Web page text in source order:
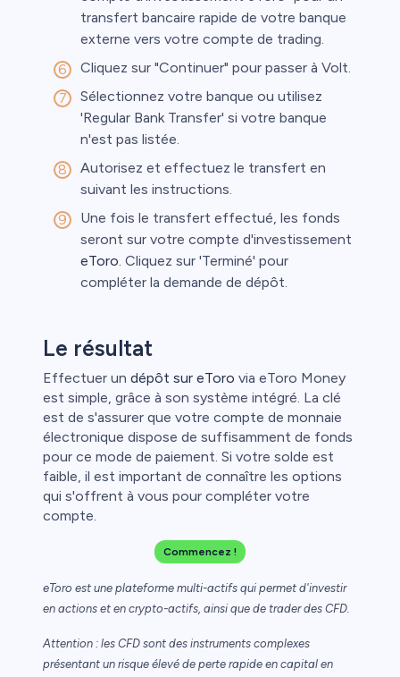
transfert bancaire rapide de votre banque
externe vers votre compte de trading.
Cliquez sur "Continuer" pour passer à Volt.
Sélectionnez votre banque ou utilisez
'Regular Bank Transfer' si votre banque
n'est pas listée.
Autorisez et effectuez le transfert en
suivant les instructions.
Une fois le transfert effectué, les fonds
seront sur votre compte d'investissement
eToro. Cliquez sur 'Terminé' pour
compléter la demande de dépôt.
Le résultat
Effectuer un dépôt sur eToro via eToro Money
est simple, grâce à son système intégré. La clé
est de s'assurer que votre compte de monnaie
électronique dispose de suffisamment de fonds
pour ce mode de paiement. Si votre solde est
faible, il est important de connaître les options
qui s'offrent à vous pour compléter votre
compte.
Commencez !
eToro est une plateforme multi-actifs qui permet d'investir
en actions et en crypto-actifs, ainsi que de trader des CFD.
Attention : les CFD sont des instruments complexes
présentant un risque élevé de perte rapide en capital en